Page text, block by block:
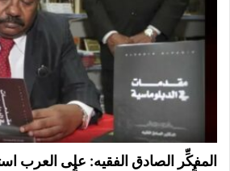
المفكِّر الصادق الفقيه: على العرب